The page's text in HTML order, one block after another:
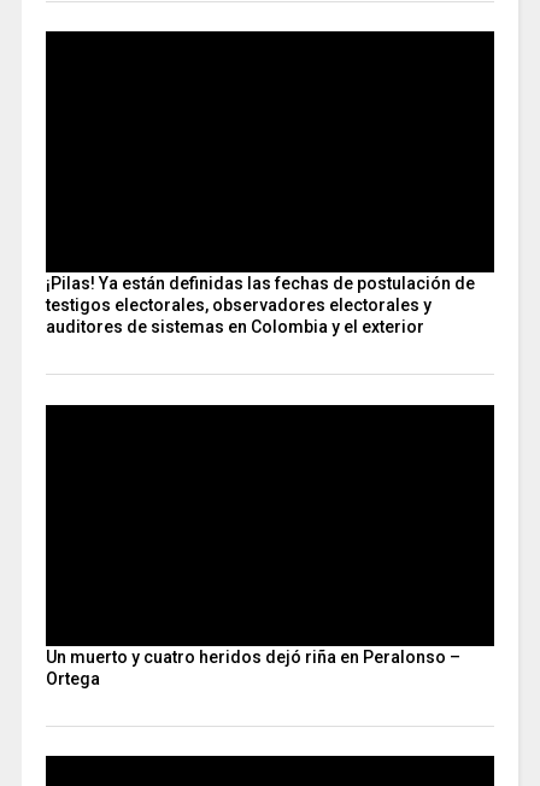
¡Pilas! Ya están definidas las fechas de postulación de
testigos electorales, observadores electorales y
auditores de sistemas en Colombia y el exterior
Un muerto y cuatro heridos dejó riña en Peralonso –
Ortega